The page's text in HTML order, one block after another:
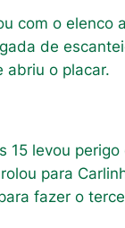
com o
de
abriu o placar.
levou
para
fazer o